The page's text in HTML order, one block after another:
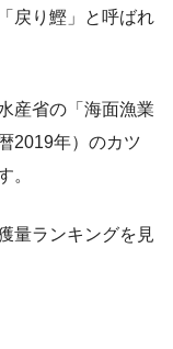
戻り鰹」と呼ばれ
産省の「海面漁業
2019年）のカツ
。
量ランキングを見